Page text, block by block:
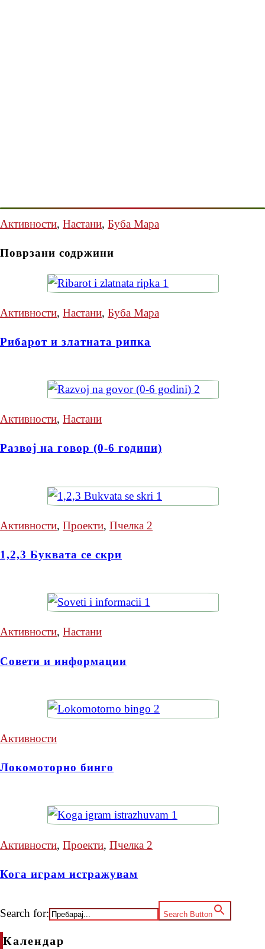
Активности, Настани, Буба Мара
Поврзани содржини
Активности, Настани, Буба Мара
Рибарот и златната рипка
Активности, Настани
Развој на говор (0-6 години)
Активности, Проекти, Пчелка 2
1,2,3 Буквата се скри
Активности, Настани
Совети и информации
Активности
Локомоторно бинго
Активности, Проекти, Пчелка 2
Кога играм истражувам
Search for: Search Button
Календар